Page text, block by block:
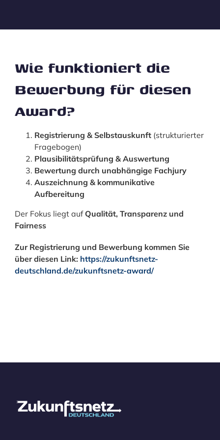
content
Wie funktioniert die
Bewerbung für diesen
Award?
Registrierung & Selbstauskunft(strukturierter
Fragebogen)
Plausibilitätsprüfung & Auswertung
Bewertung durch unabhängige Fachjury
Auszeichnung & kommunikative
Aufbereitung
Der Fokus liegt auf Qualität, Transparenz und
Fairness
Zur Registrierung und Bewerbung kommen Sie
über diesen Link: https://zukunftsnetz-
deutschland.de/zukunftsnetz-award/